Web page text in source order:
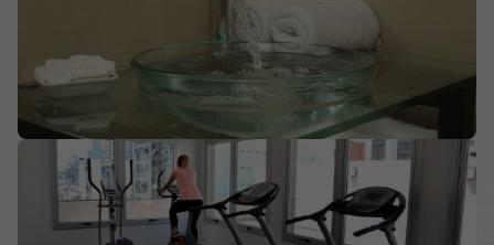
Área de Cliente
Agências
Contactos